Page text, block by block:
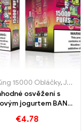
,
15000 Obláčky,Jednorázové e-cigarety Švédsko
osvěžení s
jogurtem BANG
€4.78